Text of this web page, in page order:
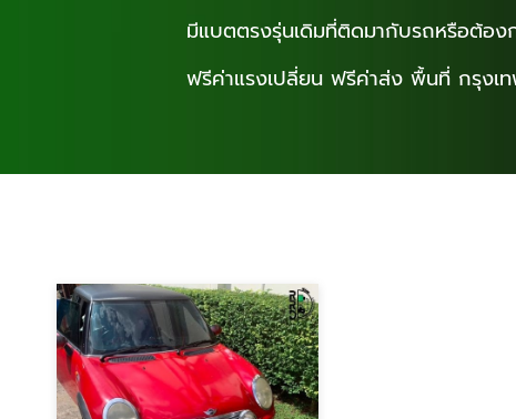
มีแบตตรงรุ่นเดิมที่ติดมากับรถหรือต้อง
ฟรีค่าแรงเปลี่ยน ฟรีค่าส่ง พื้นที่ กรุงเ